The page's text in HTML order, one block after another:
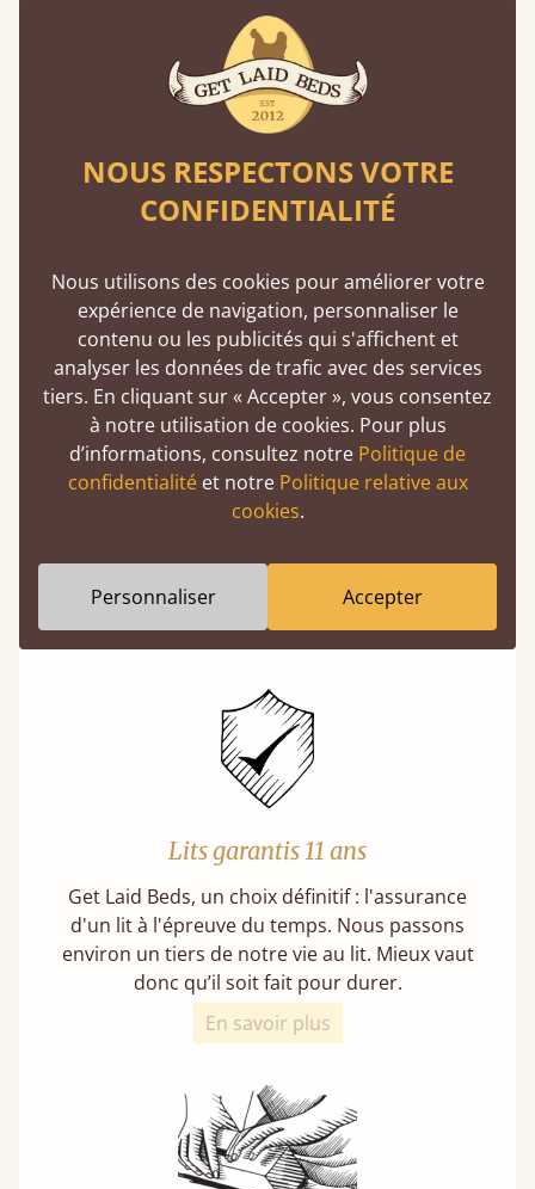
Une solidité exceptionnelle
En moyenne, nos lits peuvent supporter un
poids de 474 kg, soit l’équivalent de 5 adultes
Un choix écoresponsable
Acheter un lit en bois est un choix durable.
forêts gérées de manière responsable et
respectent des normes de durabilité strictes.
En savoir plus
Lits garantis 11 ans
Get Laid Beds, un choix définitif : l'assurance
d'un lit à l'épreuve du temps. Nous passons
environ un tiers de notre vie au lit. Mieux vaut
donc qu’il soit fait pour durer.
En savoir plus
NOUS RESPECTONS VOTRE
CONFIDENTIALITÉ
Nous utilisons des cookies pour améliorer votre
expérience de navigation, personnaliser le
contenu ou les publicités qui s'affichent et
analyser les données de trafic avec des services
tiers. En cliquant sur « Accepter », vous consentez
à notre utilisation de cookies. Pour plus
d’informations, consultez notre Politique de
confidentialitéet notre Politique relative aux
cookies.
Personnaliser Accepter